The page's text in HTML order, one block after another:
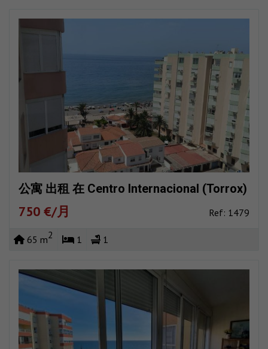
公寓 出租 在 Centro Internacional (Torrox)
750 €/月 Ref: 1479
65 m2 1 1